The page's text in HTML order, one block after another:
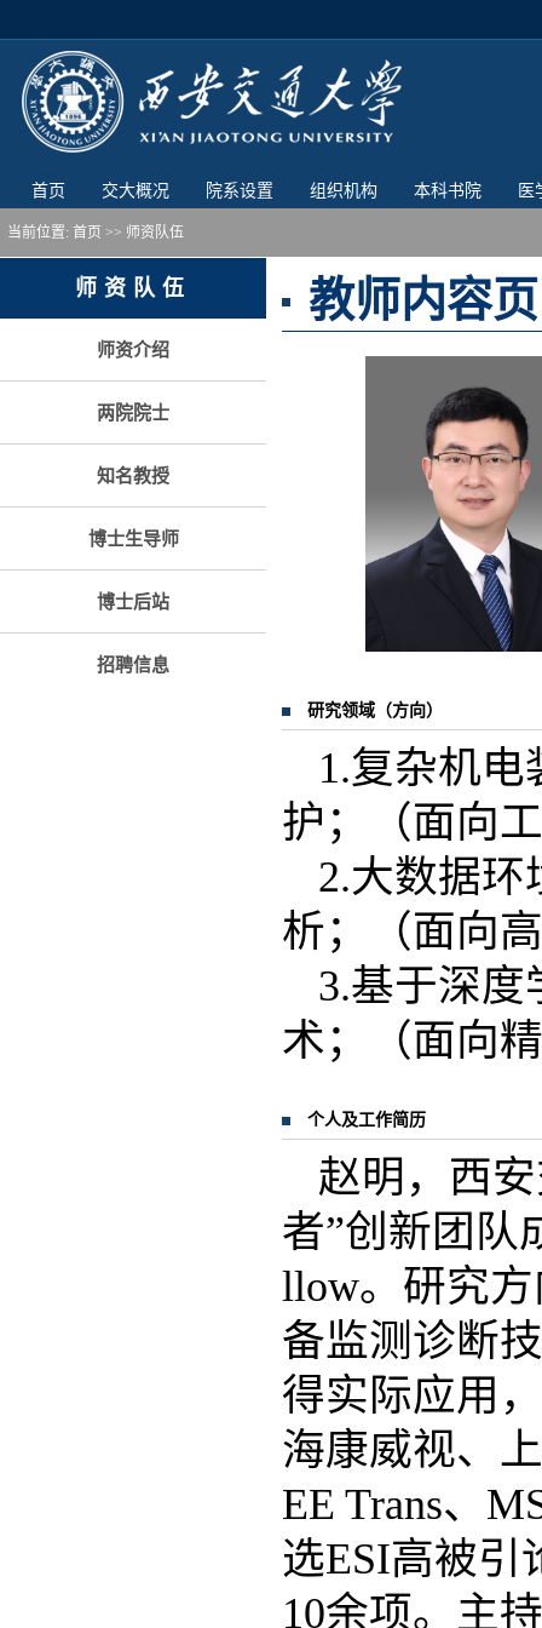
首页 交大概况 院系设置 组织机构 本科书院 医
当前位置: 首页 >> 师资队伍
师资队伍
师资介绍
两院院士
知名教授
博士生导师
博士后站
招聘信息
教师内容页
研究领域（方向）
1.复杂机
护；（面向
2.大数据
析；（面向
3.基于深
术；（面向
个人及工作简历
赵明，西
者”创新团队
llow。研究
备监测诊断
得实际应用
海康威视、
EE Trans、
选ESI高被引
10余项。主